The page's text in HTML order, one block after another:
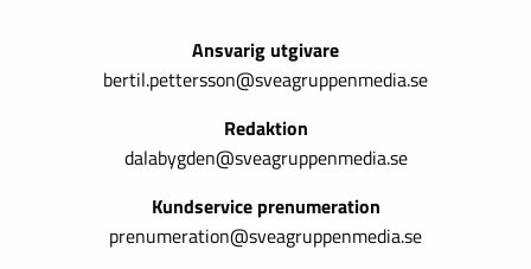
Ansvarig utgivare
bertil.pettersson@sveagruppenmedia.se
Redaktion
dalabygden@sveagruppenmedia.se
Kundservice prenumeration
prenumeration@sveagruppenmedia.se